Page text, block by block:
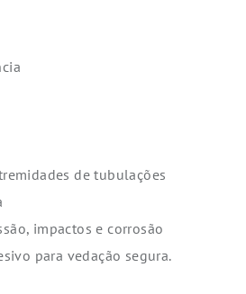
de tubulações
impactos e corrosão
para vedação segura.